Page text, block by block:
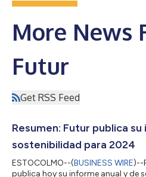
More News
Futur
Get RSS Feed
Resumen: Futur publica
sostenibilidad para 2024
ESTOCOLMO--(BUSINESS WIRE)--
publica hoy su informe anual y de